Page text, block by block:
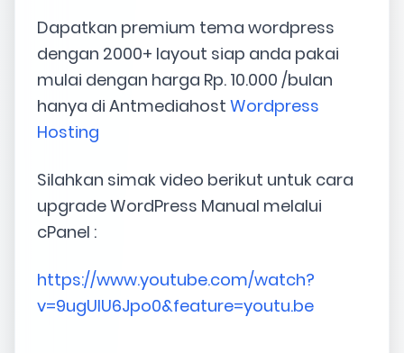
Dapatkan premium tema wordpress
dengan 2000+ layout siap anda pakai
mulai dengan harga Rp. 10.000 /bulan
hanya di Antmediahost Wordpress
Hosting
Silahkan simak video berikut untuk cara
upgrade WordPress Manual melalui
cPanel :
https://www.youtube.com/watch?
v=9ugUIU6Jpo0&feature=youtu.be